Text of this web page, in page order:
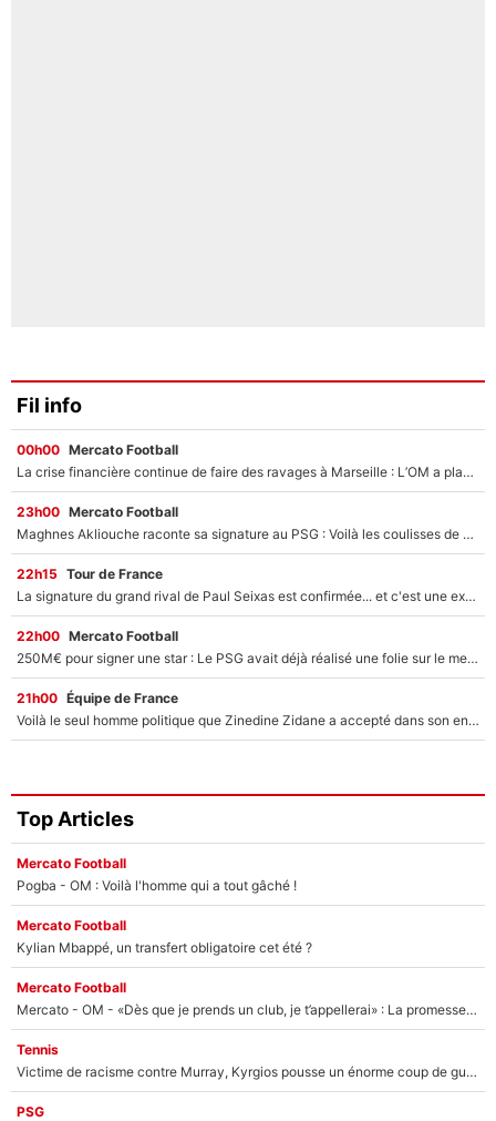
Fil info
00h00 Mercato Football
La crise financière continue de faire des ravages à Marseille : L’OM a placé 12 joueurs sur le marché des transferts… et ça pourrait lui rapporter près de 100M€ !
23h00 Mercato Football
Maghnes Akliouche raconte sa signature au PSG : Voilà les coulisses de son transfert de rêve à 50M€
22h15 Tour de France
La signature du grand rival de Paul Seixas est confirmée... et c'est une excellente nouvelle pour l'équipe Decathlon-CMA CGM !
22h00 Mercato Football
250M€ pour signer une star : Le PSG avait déjà réalisé une folie sur le mercato bien avant Neymar !
21h00 Équipe de France
Voilà le seul homme politique que Zinedine Zidane a accepté dans son entourage : «Je garde un très bon souvenir de lui»
Top Articles
Mercato Football
Pogba - OM : Voilà l'homme qui a tout gâché !
Mercato Football
Kylian Mbappé, un transfert obligatoire cet été ?
Mercato Football
Mercato - OM - «Dès que je prends un club, je t’appellerai» : La promesse de Marcelino au moment de claquer la porte
Tennis
Victime de racisme contre Murray, Kyrgios pousse un énorme coup de gueule !
PSG